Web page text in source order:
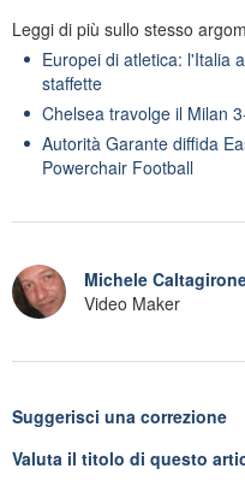
Leggi di più sullo stesso
Europei di atletica: l'Italia
staffette
Chelsea travolge il Milan
Autorità Garante diffida
Powerchair Football
Michele
Video Maker
Suggerisci una correzione
Valuta il titolo di questo